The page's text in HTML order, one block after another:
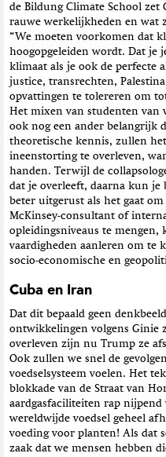
de Bildung Climate School
rauwe werkelijkheden en wat
“We moeten voorkomen dat
hoogopgeleiden wordt. Dat je
klimaat als je ook de perfecte
justice, transrechten,
opvattingen te tolereren om
Het mixen van studenten van
ook nog een ander belangrijk
theoretische kennis, zullen
ineenstorting te overleven,
handen. Terwijl de
dat je overleeft, daarna kun je
beter uitgerust als het gaat
McKinsey-consultant of
opleidingsniveaus te mengen,
vaardigheden aanleren om te
socio-economische en
Cuba en Iran
Dat dit bepaald geen
ontwikkelingen volgens Ginie
overleven zijn nu Trump ze
Ook zullen we snel de
voedselsysteem voelen. Het
blokkade van de Straat van
aardgasfaciliteiten rap
wereldwijde voedsel geheel
voeding voor planten! Als dat
zaak dat we mensen hebben